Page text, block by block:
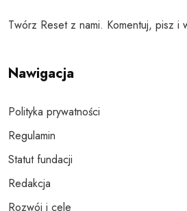
Twórz Reset z nami. Komentuj, pisz i
Nawigacja
Polityka prywatności
Regulamin
Statut fundacji
Redakcja
Rozwój i cele